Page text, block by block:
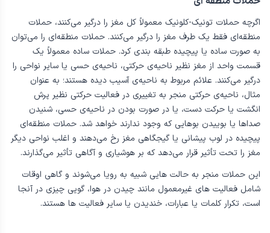
اگرچه حملات تونیک-کلونیک معمولاً کل مغز را درگیر می‌کنند، حملات
منطقه‌ای فقط یک طرف مغز را درگیر می‌کنند. حملات منطقه‌ای را می‌توان
به صورت ساده یا پیچیده طبقه بندی کرد. حملات ساده معمولاً یک
قسمت واحد از مغز نظیر ناحیه‌ی حرکتی، ناحیه‌ی حسی یا سایر نواحی را
درگیر می‌کنند. علائم مربوط به ناحیه‌ی آسیب دیده هستند؛ به عنوان
مثال، ناحیه‌ی حرکتی منجر به تغییری در فعالیت حرکتی نظیر پرش
انگشت یا حرکت دست، یا در صورت بودن در ناحیه‌ی حسی، شنیدن
صداها یا بوییدن بوهایی که وجود ندارند خواهد شد. حملات منطقه‌ای
پیچیده در لوب پیشانی یا گیجگاهی مغز رخ می‌دهند و اغلب نواحی دیگر
مغز را تحت تأثیر قرار می‌دهد که بر هوشیاری و آگاهی تأثیر می‌گذارند.
این حملات منجر به حالت هایی شبیه به رویا می‌شوند و گاهی اوقات
شامل فعالیت های غیرمعمول مانند چیدن در هوا، گویی چیزی در آنجا
است، تکرار کلمات یا عبارات، خندیدن یا سایر فعالیت ها هستند.